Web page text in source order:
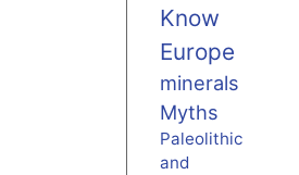
Know
Europe
minerals
Myths
Paleolithic
and